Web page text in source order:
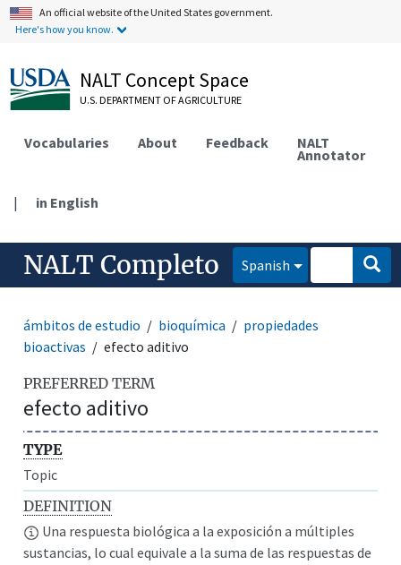
An official website of the United States government.
Here's how you know.
NALT Concept Space
U.S. DEPARTMENT OF AGRICULTURE
Vocabularies About Feedback NALT
Annotator
| in English
NALT Completo Spanish
ámbitos de estudio bioquímica
propiedades
bioactivas
efecto aditivo
PREFERRED TERM
efecto aditivo
TYPE
Topic
DEFINITION
Una respuesta biológica a la exposición a múltiples
sustancias, lo cual equivale a la suma de las respuestas de